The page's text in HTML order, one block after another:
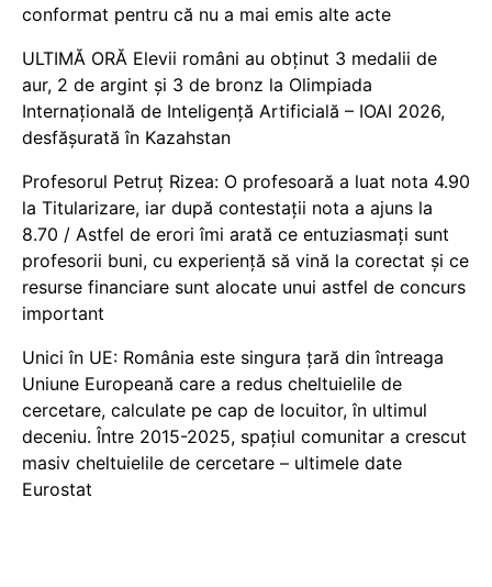
conformat pentru că nu a mai emis alte acte
ULTIMĂ ORĂ Elevii români au obținut 3 medalii de
aur, 2 de argint și 3 de bronz la Olimpiada
Internațională de Inteligență Artificială – IOAI 2026,
desfășurată în Kazahstan
Profesorul Petruț Rizea: O profesoară a luat nota 4.90
la Titularizare, iar după contestații nota a ajuns la
8.70 / Astfel de erori îmi arată ce entuziasmați sunt
profesorii buni, cu experiență să vină la corectat și ce
resurse financiare sunt alocate unui astfel de concurs
important
Unici în UE: România este singura țară din întreaga
Uniune Europeană care a redus cheltuielile de
cercetare, calculate pe cap de locuitor, în ultimul
deceniu. Între 2015-2025, spațiul comunitar a crescut
masiv cheltuielile de cercetare – ultimele date
Eurostat